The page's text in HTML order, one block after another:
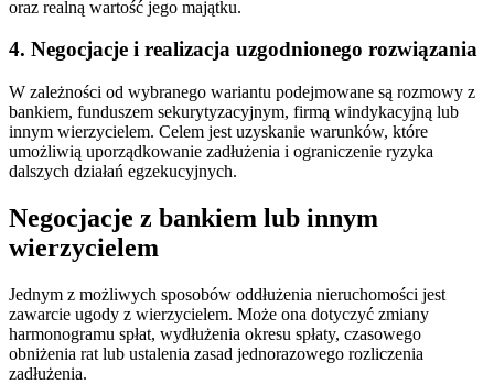
oraz realną wartość jego majątku.
4. Negocjacje i realizacja uzgodnionego rozwiązania
W zależności od wybranego wariantu podejmowane są rozmowy z
bankiem, funduszem sekurytyzacyjnym, firmą windykacyjną lub
innym wierzycielem. Celem jest uzyskanie warunków, które
umożliwią uporządkowanie zadłużenia i ograniczenie ryzyka
dalszych działań egzekucyjnych.
Negocjacje z bankiem lub innym
wierzycielem
Jednym z możliwych sposobów oddłużenia nieruchomości jest
zawarcie ugody z wierzycielem. Może ona dotyczyć zmiany
harmonogramu spłat, wydłużenia okresu spłaty, czasowego
obniżenia rat lub ustalenia zasad jednorazowego rozliczenia
zadłużenia.